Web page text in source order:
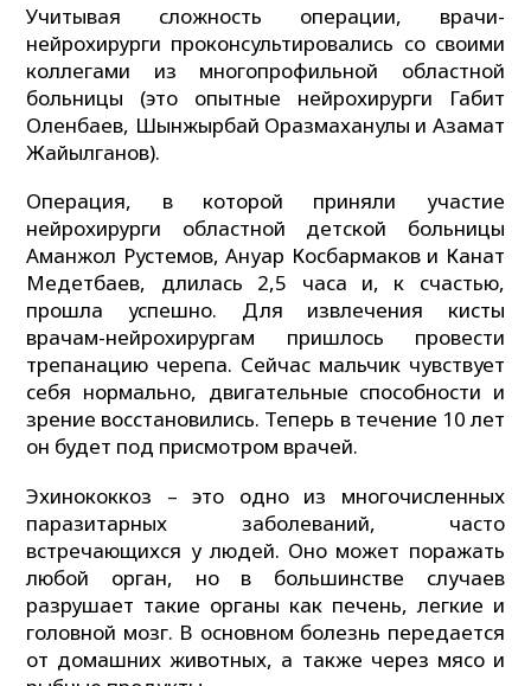
Учитывая сложность операции, врачи-
нейрохирурги проконсультировались со своими
коллегами из многопрофильной областной
больницы (это опытные нейрохирурги Габит
Оленбаев, Шынжырбай Оразмаханулы и Азамат
Жайылганов).
Операция, в которой приняли участие
нейрохирурги областной детской больницы
Аманжол Рустемов, Ануар Косбармаков и Канат
Медетбаев, длилась 2,5 часа и, к счастью,
прошла успешно. Для извлечения кисты
врачам-нейрохирургам пришлось провести
трепанацию черепа. Сейчас мальчик чувствует
себя нормально, двигательные способности и
зрение восстановились. Теперь в течение 10 лет
он будет под присмотром врачей.
Эхинококкоз – это одно из многочисленных
паразитарных заболеваний, часто
встречающихся у людей. Оно может поражать
любой орган, но в большинстве случаев
разрушает такие органы как печень, легкие и
головной мозг. В основном болезнь передается
от домашних животных, а также через мясо и